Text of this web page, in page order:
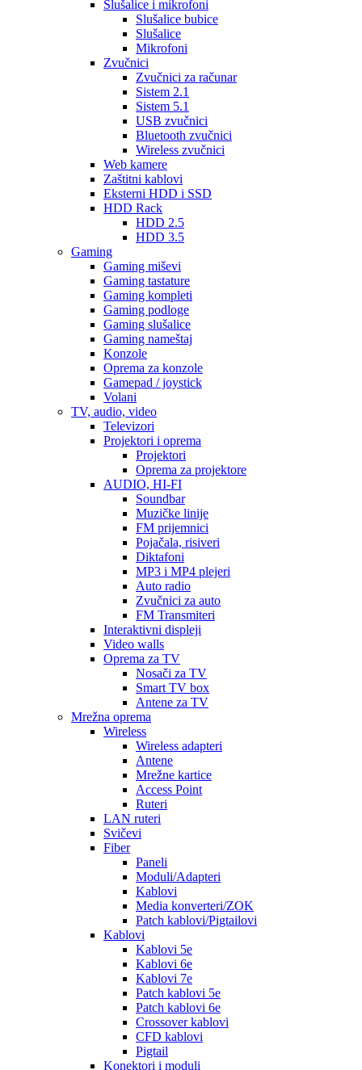
Slušalice i mikrofoni
Slušalice bubice
Slušalice
Mikrofoni
Zvučnici
Zvučnici za računar
Sistem 2.1
Sistem 5.1
USB zvučnici
Bluetooth zvučnici
Wireless zvučnici
Web kamere
Zaštitni kablovi
Eksterni HDD i SSD
HDD Rack
HDD 2.5
HDD 3.5
Gaming
Gaming miševi
Gaming tastature
Gaming kompleti
Gaming podloge
Gaming slušalice
Gaming nameštaj
Konzole
Oprema za konzole
Gamepad / joystick
Volani
TV, audio, video
Televizori
Projektori i oprema
Projektori
Oprema za projektore
AUDIO, HI-FI
Soundbar
Muzičke linije
FM prijemnici
Pojačala, risiveri
Diktafoni
MP3 i MP4 plejeri
Auto radio
Zvučnici za auto
FM Transmiteri
Interaktivni displeji
Video walls
Oprema za TV
Nosači za TV
Smart TV box
Antene za TV
Mrežna oprema
Wireless
Wireless adapteri
Antene
Mrežne kartice
Access Point
Ruteri
LAN ruteri
Svičevi
Fiber
Paneli
Moduli/Adapteri
Kablovi
Media konverteri/ZOK
Patch kablovi/Pigtailovi
Kablovi
Kablovi 5e
Kablovi 6e
Kablovi 7e
Patch kablovi 5e
Patch kablovi 6e
Crossover kablovi
CFD kablovi
Pigtail
Konektori i moduli